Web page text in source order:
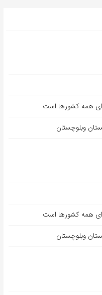
همه کشورها است
همه کشورها است